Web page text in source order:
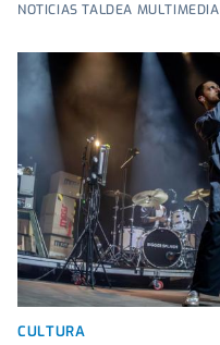
NOTICIAS TALDEA MULTIMEDIA
CULTURA